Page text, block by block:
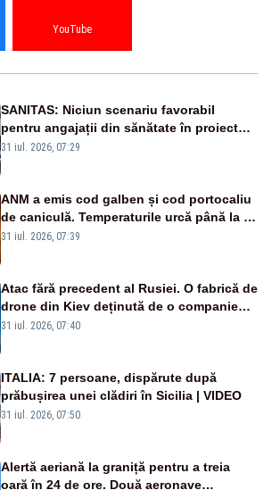
YouTube
SANITAS: Niciun scenariu favorabil
pentru angajații din sănătate în proiectul
Legii salarizării
31 iul. 2026, 07:29
ANM a emis cod galben și cod portocaliu
de caniculă. Temperaturile urcă până la 38
de grade, iar nopțile devin tropicale
31 iul. 2026, 07:39
Atac fără precedent al Rusiei. O fabrică de
drone din Kiev deținută de o companie
americană, distrusă de o rachetă
31 iul. 2026, 07:40
ITALIA: 7 persoane, dispărute după
prăbușirea unei clădiri în Sicilia | VIDEO
31 iul. 2026, 07:50
Alertă aeriană la graniță pentru a treia
oară în 24 de ore. Două aeronave